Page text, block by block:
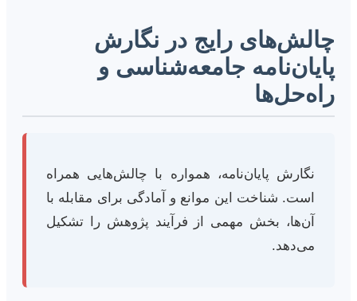
چالش‌های رایج در نگارش
پایان‌نامه جامعه‌شناسی و
راه‌حل‌ها
نگارش پایان‌نامه، همواره با چالش‌هایی همراه
است. شناخت این موانع و آمادگی برای مقابله با
آن‌ها، بخش مهمی از فرآیند پژوهش را تشکیل
می‌دهد.